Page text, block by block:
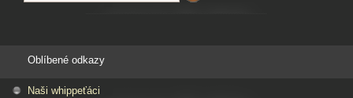
Oblíbené odkazy
Naši whippeťáci